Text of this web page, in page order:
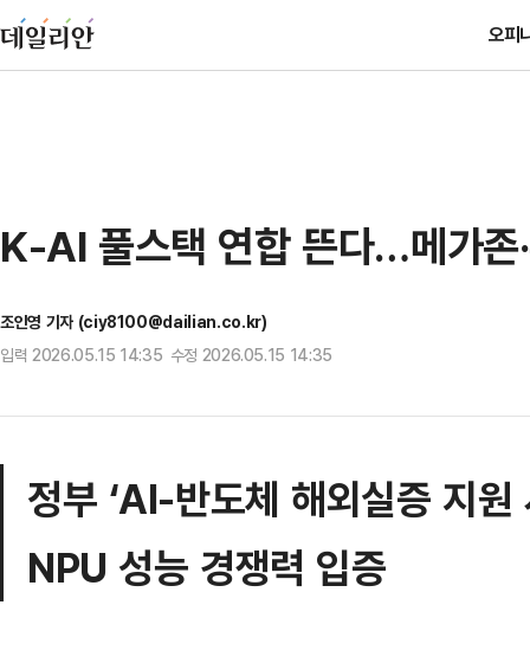
오피
K-AI 풀스택 연합 뜬다…메가존
조인영 기자 (ciy8100@dailian.co.kr)
입력 2026.05.15 14:35 수정 2026.05.15 14:35
정부 ‘AI-반도체 해외실증 지
NPU 성능 경쟁력 입증